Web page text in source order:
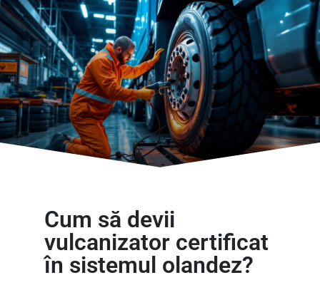
Cum să devii
vulcanizator certificat
în sistemul olandez?